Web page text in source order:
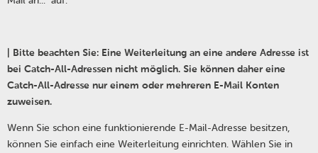
| Bitte beachten Sie: Eine Weiterleitung an eine andere Adresse ist
bei Catch-All-Adressen nicht möglich. Sie können daher eine
Catch-All-Adresse nur einem oder mehreren E-Mail Konten
zuweisen.
Wenn Sie schon eine funktionierende E-Mail-Adresse besitzen,
können Sie einfach eine Weiterleitung einrichten. Wählen Sie in